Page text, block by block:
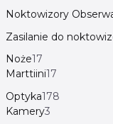
Noktowizory
Zasilanie do
Noże17
Marttiini17
Optyka178
Kamery3